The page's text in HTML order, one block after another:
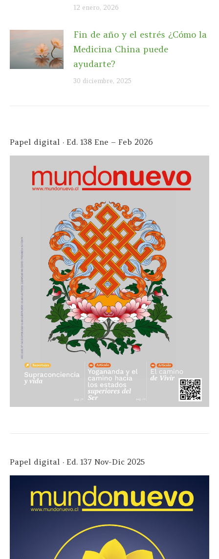
12 enero, 2026
Fin de año y el estrés ¿Cómo la
Medicina China puede
ayudarte?
30 diciembre, 2025
Papel digital · Ed. 138 Ene – Feb 2026
Papel digital · Ed. 137 Nov-Dic 2025